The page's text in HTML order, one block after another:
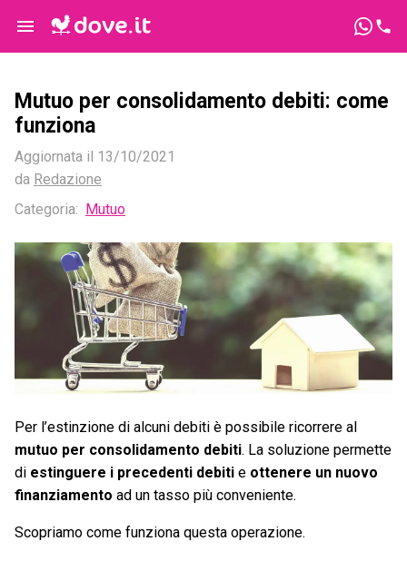
Mutuo per consolidamento debiti: come
funziona
Aggiornata il 13/10/2021
da Redazione
Categoria: Mutuo
Per l’estinzione di alcuni debiti è possibile ricorrere al
mutuo per consolidamento debiti. La soluzione permette
di estinguere i precedenti debiti e ottenere un nuovo
finanziamento ad un tasso più conveniente.
Scopriamo come funziona questa operazione.